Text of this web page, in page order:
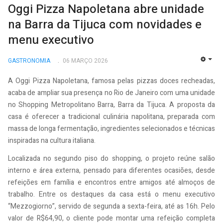
Oggi Pizza Napoletana abre unidade
na Barra da Tijuca com novidades e
menu executivo
GASTRONOMIA 06 MARÇO 2026
A Oggi Pizza Napoletana, famosa pelas pizzas doces recheadas,
acaba de ampliar sua presença no Rio de Janeiro com uma unidade
no Shopping Metropolitano Barra, Barra da Tijuca. A proposta da
casa é oferecer a tradicional culinária napolitana, preparada com
massa de longa fermentação, ingredientes selecionados e técnicas
inspiradas na cultura italiana.
Localizada no segundo piso do shopping, o projeto reúne salão
interno e área externa, pensado para diferentes ocasiões, desde
refeições em família e encontros entre amigos até almoços de
trabalho. Entre os destaques da casa está o menu executivo
“Mezzogiorno”, servido de segunda a sexta-feira, até as 16h. Pelo
valor de R$64,90, o cliente pode montar uma refeição completa